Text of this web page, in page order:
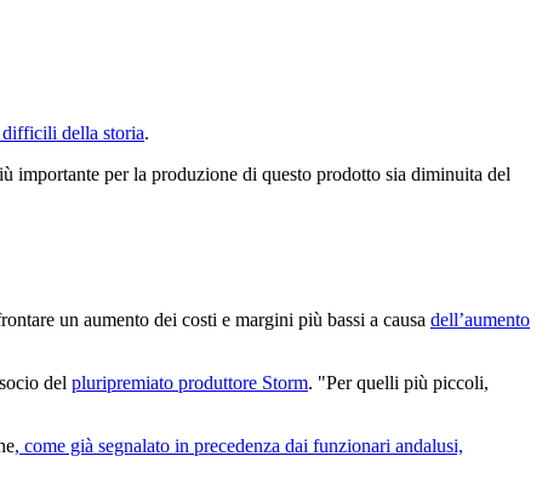
della storia.
per la produzione di questo prodotto sia diminuita del
un aumento dei costi e margini più bassi a causa dell’aumento
del pluripremiato produttore Storm. "Per quelli più piccoli,
, come già segnalato in precedenza dai funzionari andalusi,